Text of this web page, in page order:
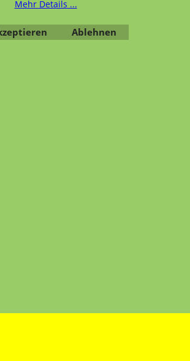
,Kontaktformular,Impressum
Mehr Details ...
Ablehnen